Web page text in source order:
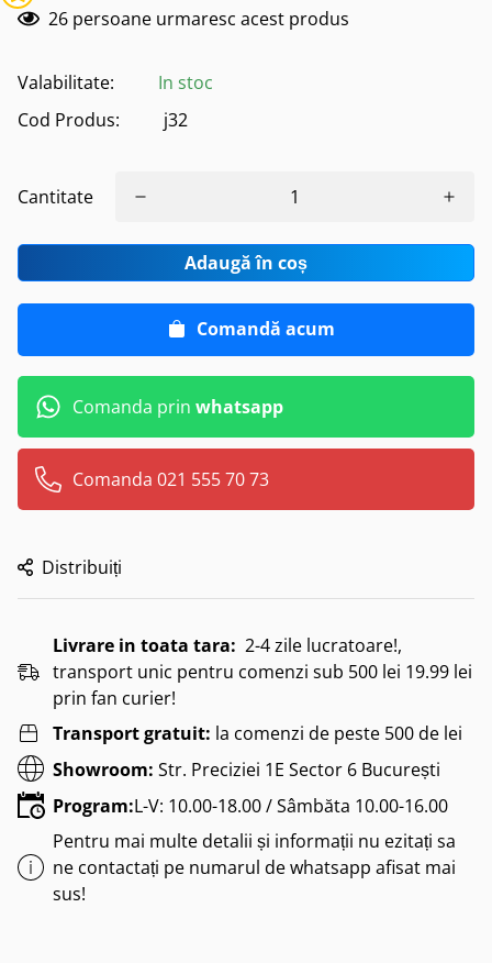
26 persoane urmaresc acest produs
Valabilitate:
In stoc
Cod Produs:
j32
Cantitate
Adaugă în coș
Comandă acum
Comanda prin whatsapp
Comanda 021 555 70 73
Distribuiți
Livrare in toata tara: 2-4 zile lucratoare!,
transport unic pentru comenzi sub 500 lei 19.99 lei
prin fan curier!
Transport gratuit: la comenzi de peste 500 de lei
Showroom: Str. Preciziei 1E Sector 6 București
Program:L-V: 10.00-18.00 / Sâmbăta 10.00-16.00
Pentru mai multe detalii și informații nu ezitați sa
ne contactați pe numarul de whatsapp afisat mai
sus!